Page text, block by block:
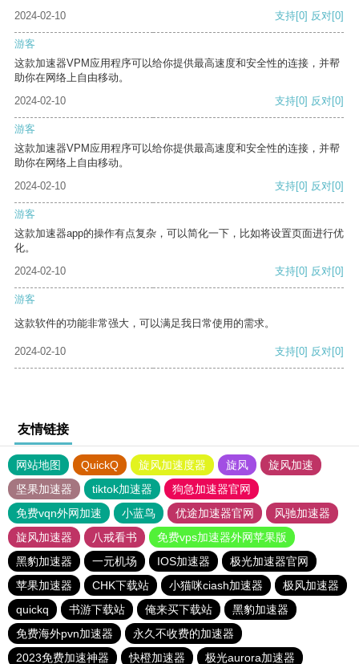
2024-02-10
支持[0] 反对[0]
游客
这款加速器VPM应用程序可以给你提供最高速度和安全性的连接，并帮
助你在网络上自由移动。
2024-02-10
支持[0] 反对[0]
游客
这款加速器VPM应用程序可以给你提供最高速度和安全性的连接，并帮
助你在网络上自由移动。
2024-02-10
支持[0] 反对[0]
游客
这款加速器app的操作有点复杂，可以简化一下，比如将设置页面进行优
化。
2024-02-10
支持[0] 反对[0]
游客
这款软件的功能非常强大，可以满足我日常使用的需求。
2024-02-10 支持[0] 反对[0]
友情链接
网站地图 QuickQ 旋风加速度器 旋风
旋风加速
坚果加速器
tiktok加速器
狗急加速器官网
免费vqn外网加速
小蓝鸟 优途加速器官网
风驰加速器
旋风加速器
八戒看书
免费vps加速器外网苹果版
黑豹加速器
一元机场 IOS加速器
极光加速器官网
苹果加速器
CHK下载站 小猫咪ciash加速器
极风加速器
quickq
书游下载站 俺来买下载站
黑豹加速器
免费海外pvn加速器
永久不收费的加速器
2023免费加速神器
快橙加速器 极光aurora加速器